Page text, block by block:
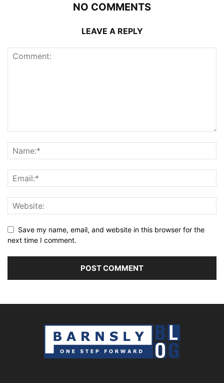
NO COMMENTS
LEAVE A REPLY
Save my name, email, and website in this browser for the
next time I comment.